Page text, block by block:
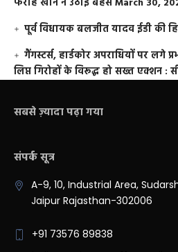
फराह खान ने उठाई बहसMarch 30,
पूर्व विधायक बलजीत यादव ईडी की
गैंगस्टर्स, हार्डकोर अपराधियों पर लगे
लिप्त गिरोहों के विरूद्ध हो सख्त एक्शन :
सबसे ज़्यादा पढ़ा गया
संपर्क सूत्र
A-9, 10, Industrial Area,
Jaipur Rajasthan-302006
+91 73576 89838